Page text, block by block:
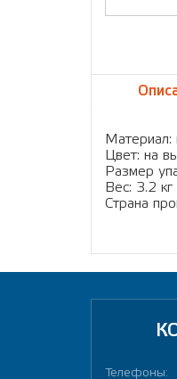
Материал:
Цвет: на
Размер
Вес: 3.2 кг
Страна
Телефоны: